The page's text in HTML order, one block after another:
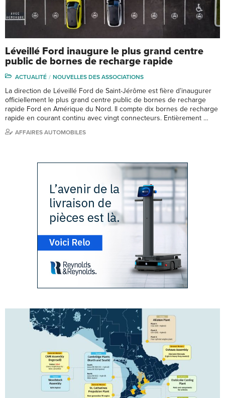
Léveillé Ford inaugure le plus grand centre
public de bornes de recharge rapide
ACTUALITÉ NOUVELLES DES ASSOCIATIONS
La direction de Léveillé Ford de Saint-Jérôme est fière d’inaugurer
officiellement le plus grand centre public de bornes de recharge
rapide Ford en Amérique du Nord. Il compte dix bornes de recharge
rapide en courant continu avec vingt connecteurs. Entièrement …
AFFAIRES AUTOMOBILES